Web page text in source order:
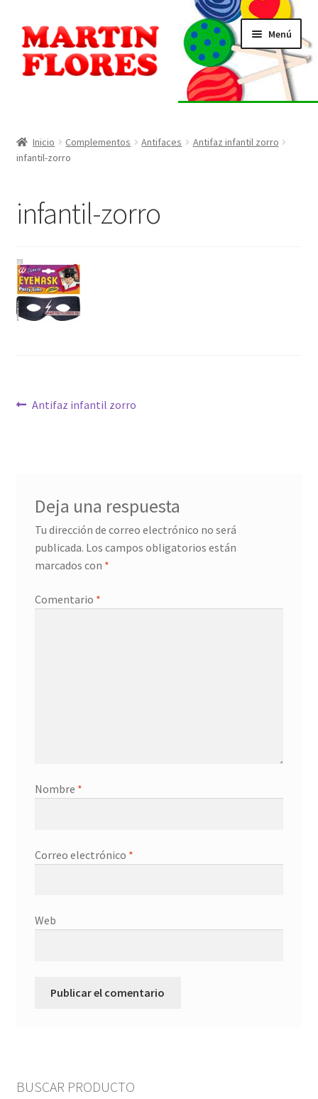
Ir
la
navegación
Ir
al
contenido
Menú
Tienda
Localización
Inicio Complementos Antifaces
Antifaz infantil zorro
infantil-zorro
infantil-zorro
Navegación
Anterior:
Antifaz infantil zorro
Deja una respuesta
Tu dirección de correo electrónico no será
publicada. Los campos obligatorios están
marcados con *
Comentario *
Nombre *
Correo electrónico *
Web
BUSCAR PRODUCTO